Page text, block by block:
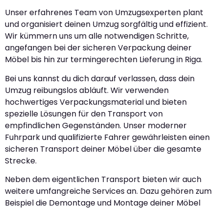
Unser erfahrenes Team von Umzugsexperten plant
und organisiert deinen Umzug sorgfältig und effizient.
Wir kümmern uns um alle notwendigen Schritte,
angefangen bei der sicheren Verpackung deiner
Möbel bis hin zur termingerechten Lieferung in Riga.
Bei uns kannst du dich darauf verlassen, dass dein
Umzug reibungslos abläuft. Wir verwenden
hochwertiges Verpackungsmaterial und bieten
spezielle Lösungen für den Transport von
empfindlichen Gegenständen. Unser moderner
Fuhrpark und qualifizierte Fahrer gewährleisten einen
sicheren Transport deiner Möbel über die gesamte
Strecke.
Neben dem eigentlichen Transport bieten wir auch
weitere umfangreiche Services an. Dazu gehören zum
Beispiel die Demontage und Montage deiner Möbel